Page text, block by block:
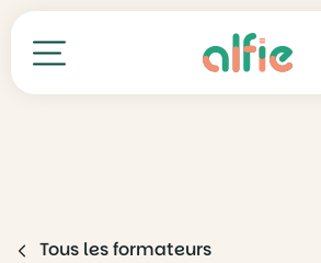
Toutes nos formations
Tous les formateurs